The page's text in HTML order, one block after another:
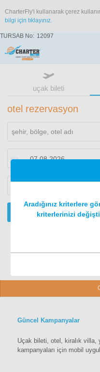
CharterFly'i kullanarak çerez
bilgi için tıklayınız.
TURSAB No: 12097
uçak bileti
otel rezervasyon
Güncel Kampanyalar
Uçak bileti, otel, kiralık villa,
kampanyaları için mobil
Aradığınız kriterlere
kriterlerinizi